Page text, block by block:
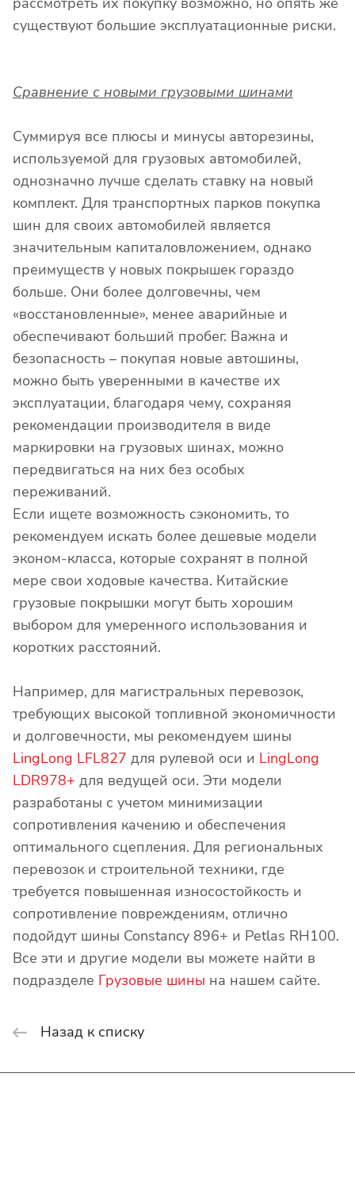
существуют большие эксплуатационные риски.
Сравнение с новыми грузовыми шинами
Суммируя все плюсы и минусы авторезины,
используемой для грузовых автомобилей,
однозначно лучше сделать ставку на новый
комплект. Для транспортных парков покупка
шин для своих автомобилей является
значительным капиталовложением, однако
преимуществ у новых покрышек гораздо
больше. Они более долговечны, чем
«восстановленные», менее аварийные и
обеспечивают больший пробег. Важна и
безопасность – покупая новые автошины,
можно быть уверенными в качестве их
эксплуатации, благодаря чему, сохраняя
рекомендации производителя в виде
маркировки на грузовых шинах, можно
передвигаться на них без особых
переживаний.
Если ищете возможность сэкономить, то
рекомендуем искать более дешевые модели
эконом-класса, которые сохранят в полной
мере свои ходовые качества. Китайские
грузовые покрышки могут быть хорошим
выбором для умеренного использования и
коротких расстояний.
Например, для магистральных перевозок,
требующих высокой топливной экономичности
и долговечности, мы рекомендуем шины
LingLong LFL827 для рулевой оси и LingLong
LDR978+ для ведущей оси. Эти модели
разработаны с учетом минимизации
сопротивления качению и обеспечения
оптимального сцепления. Для региональных
перевозок и строительной техники, где
требуется повышенная износостойкость и
сопротивление повреждениям, отлично
подойдут шины Constancy 896+ и Petlas RH100.
Все эти и другие модели вы можете найти в
подразделе Грузовые шины на нашем сайте.
Назад к списку